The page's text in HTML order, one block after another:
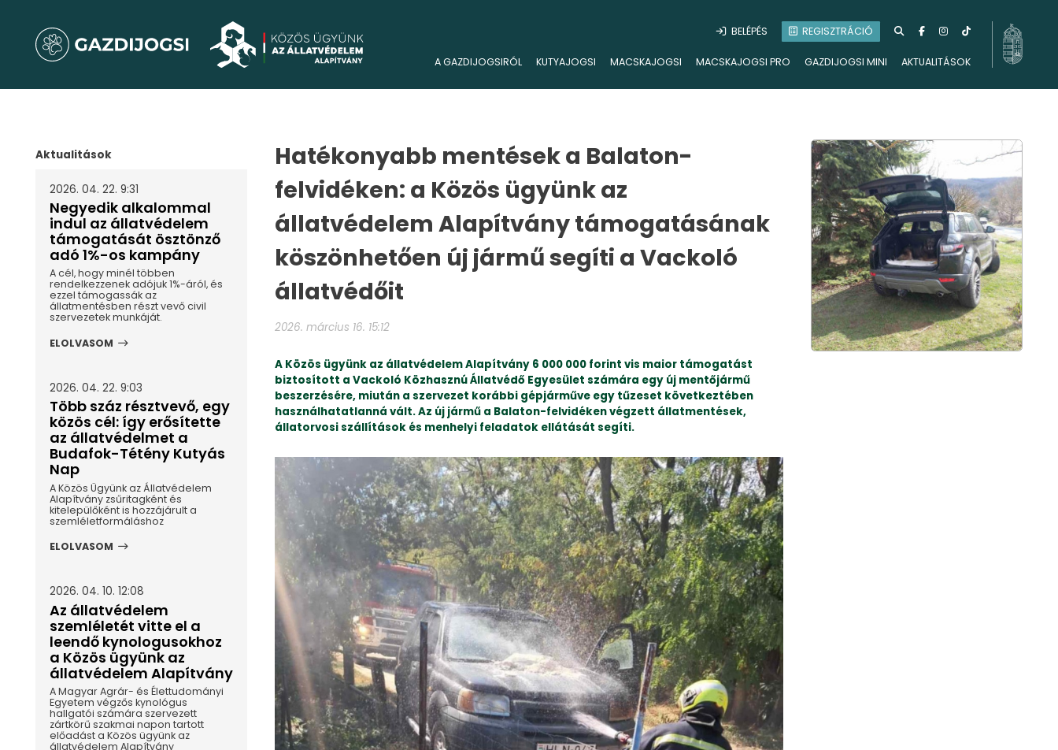
A GAZDIJOGSIRÓL KUTYAJOGSI MACSKAJOGSI MACSKAJOGSI PRO GAZDIJOGSI MINI AKTUALITÁSOK
BELÉPÉS REGISZTRÁCIÓ
Hatékonyabb mentések a Balaton-
felvidéken: a Közös ügyünk az
állatvédelem Alapítvány támogatásának
köszönhetően új jármű segíti a Vackoló
állatvédőit
2026. március 16. 15:12
A Közös ügyünk az állatvédelem Alapítvány 6 000 000 forint vis maior támogatást
biztosított a Vackoló Közhasznú Állatvédő Egyesület számára egy új mentőjármű
beszerzésére, miután a szervezet korábbi gépjárműve egy tűzeset következtében
használhatatlanná vált. Az új jármű a Balaton-felvidéken végzett állatmentések,
állatorvosi szállítások és menhelyi feladatok ellátását segíti.
Aktualitások
2026. 04. 22. 9:31
Negyedik alkalommal
indul az állatvédelem
támogatását ösztönző
adó 1%-os kampány
A cél, hogy minél többen
rendelkezzenek adójuk 1%-áról, és
ezzel támogassák az
állatmentésben részt vevő civil
szervezetek munkáját.
ELOLVASOM
2026. 04. 22. 9:03
Több száz résztvevő, egy
közös cél: így erősítette
az állatvédelmet a
Budafok-Tétény Kutyás
Nap
A Közös Ügyünk az Állatvédelem
Alapítvány zsűritagként és
kitelepülőként is hozzájárult a
szemléletformáláshoz
ELOLVASOM
2026. 04. 10. 12:08
Az állatvédelem
szemléletét vitte el a
leendő kynologusokhoz
a Közös ügyünk az
állatvédelem Alapítvány
A Magyar Agrár- és Élettudományi
Egyetem végzős kynológus
hallgatói számára szervezett
zártkörű szakmai napon tartott
előadást a Közös ügyünk az
állatvédelem Alapítvány